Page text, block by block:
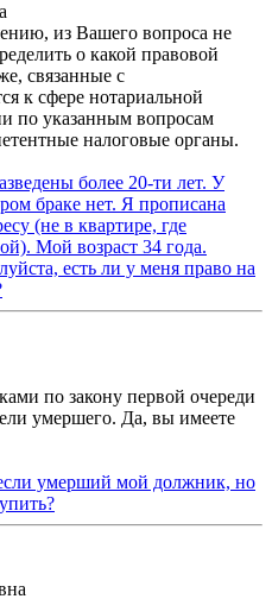
из Вашего вопроса не
о какой правовой
связанные с
к сфере нотариальной
по указанным вопросам
налоговые органы.
более 20-ти лет. У
браке нет. Я прописана
(не в квартире, где
Мой возраст 34 года.
есть ли у меня право на
по закону первой очереди
умершего. Да, вы имеете
умерший мой должник, но